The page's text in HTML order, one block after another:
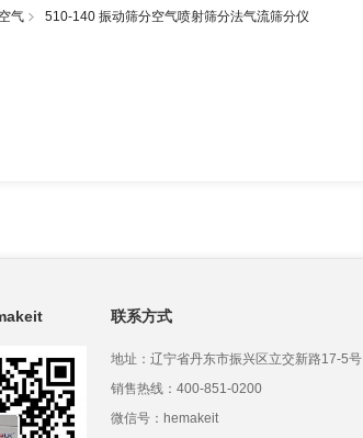
气
510-140 振动筛分空气喷射筛分法气流筛分仪
联系方式
地址：辽宁省丹东市振兴区立交新路17-5号
销售热线：400-851-0200
微信号：hemakeit